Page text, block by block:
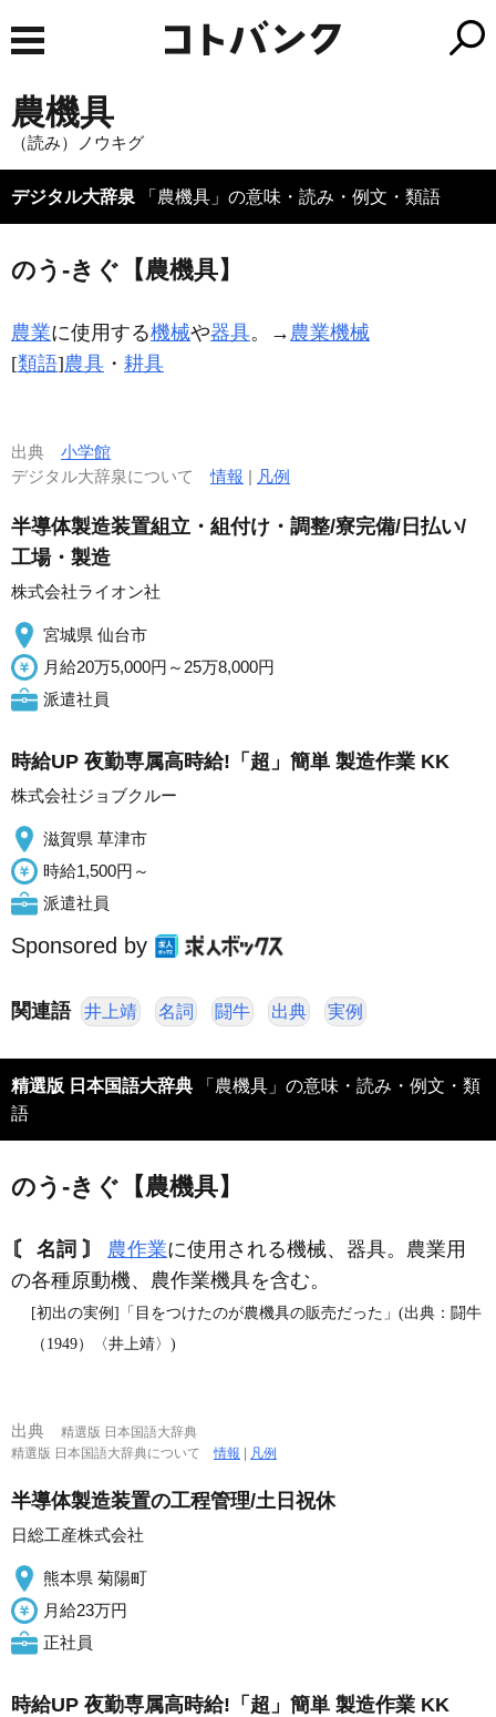
農機具
（読み）ノウキグ
デジタル大辞泉 「農機具」の意味・読み・例文・類語
のう‐きぐ【農機具】
農業に使用する機械や器具。→ 農業機械
[類語]農具 ・ 耕具
出典 小学館
デジタル大辞泉について情報 | 凡例
半導体製造装置組立・組付け・調整/寮完備/日払い/
工場・製造
株式会社ライオン社
宮城県 仙台市
月給20万5,000円～25万8,000円
派遣社員
時給UP 夜勤専属高時給!「超」簡単 製造作業 KK
株式会社ジョブクルー
滋賀県 草津市
時給1,500円～
派遣社員
Sponsored by
関連語 井上靖 名詞 闘牛 出典 実例
精選版 日本国語大辞典 「農機具」の意味・読み・例文・類
語
のう‐きぐ【農機具】
〘 名詞 〙 農作業に使用される機械、器具。農業用
の各種原動機、農作業機具を含む。
[初出の実例]「目をつけたのが農機具の販売だった」(出典：闘牛
（1949）〈井上靖〉)
出典
精選版 日本国語大辞典
精選版 日本国語大辞典について情報 | 凡例
半導体製造装置の工程管理/土日祝休
日総工産株式会社
熊本県 菊陽町
月給23万円
正社員
時給UP 夜勤専属高時給!「超」簡単 製造作業 KK